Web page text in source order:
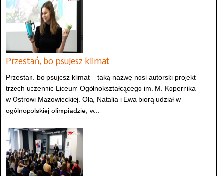
Przestań, bo psujesz klimat
Przestań, bo psujesz klimat – taką nazwę nosi autorski projekt
trzech uczennic Liceum Ogólnokształcącego im. M. Kopernika
w Ostrowi Mazowieckiej. Ola, Natalia i Ewa biorą udział w
ogólnopolskiej olimpiadzie, w...